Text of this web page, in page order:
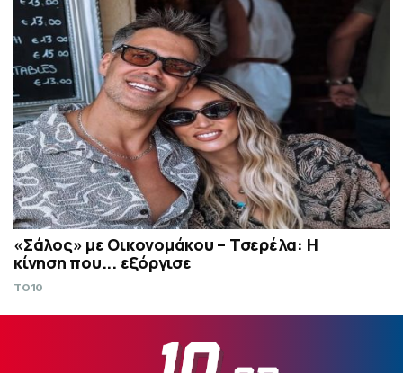
«Σάλος» με Οικονομάκου – Τσερέλα: Η
κίνηση που... εξόργισε
TO10